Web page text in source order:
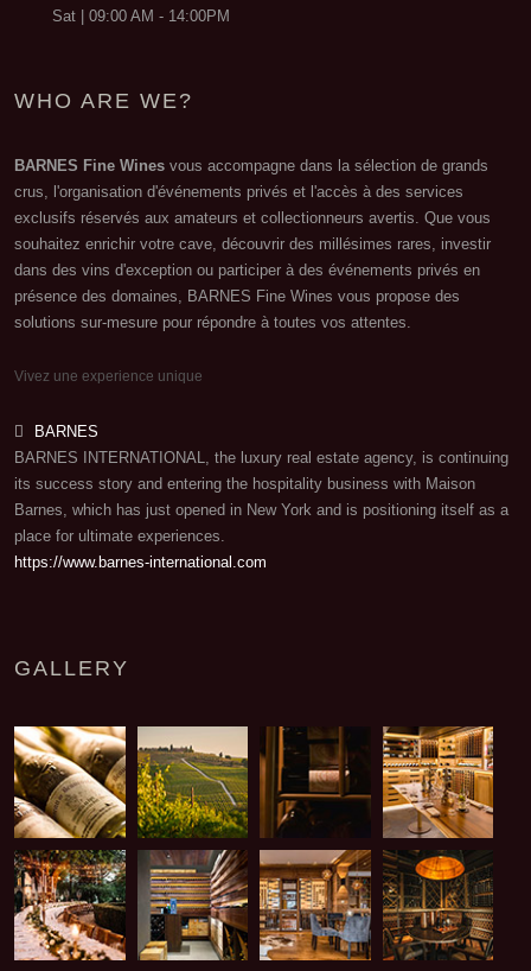
Sat | 09:00 AM - 14:00PM
WHO ARE WE?
BARNES Fine Wines vous accompagne dans la sélection de grands
crus, l'organisation d'événements privés et l'accès à des services
exclusifs réservés aux amateurs et collectionneurs avertis. Que vous
souhaitez enrichir votre cave, découvrir des millésimes rares, investir
dans des vins d'exception ou participer à des événements privés en
présence des domaines, BARNES Fine Wines vous propose des
solutions sur-mesure pour répondre à toutes vos attentes.
Vivez une experience unique
BARNES
BARNES INTERNATIONAL, the luxury real estate agency, is continuing
its success story and entering the hospitality business with Maison
Barnes, which has just opened in New York and is positioning itself as a
place for ultimate experiences.
https://www.barnes-international.com
GALLERY